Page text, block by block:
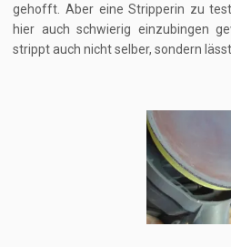
gehofft. Aber eine Stripperin zu
hier auch schwierig einzubingen
strippt auch nicht selber, sondern